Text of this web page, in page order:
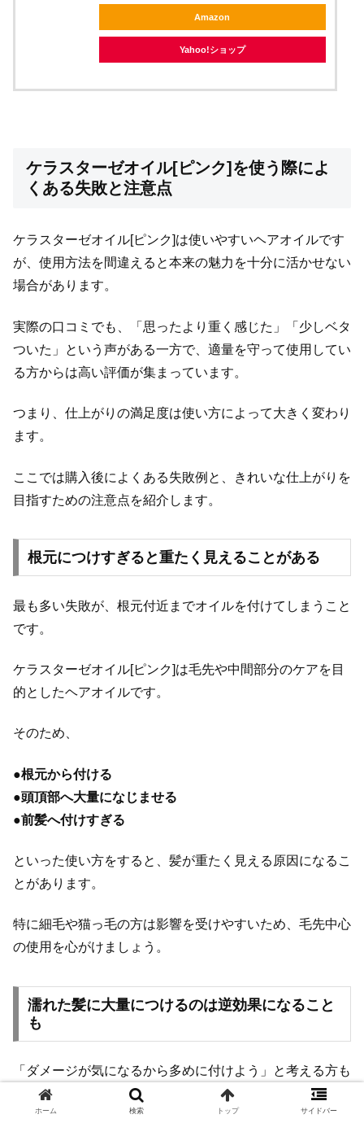
Amazon
Yahoo!ショップ
ケラスターゼオイル[ピンク]を使う際によ
くある失敗と注意点
ケラスターゼオイル[ピンク]は使いやすいヘアオイルです
が、使用方法を間違えると本来の魅力を十分に活かせない
場合があります。
実際の口コミでも、「思ったより重く感じた」「少しベタ
ついた」という声がある一方で、適量を守って使用してい
る方からは高い評価が集まっています。
つまり、仕上がりの満足度は使い方によって大きく変わり
ます。
ここでは購入後によくある失敗例と、きれいな仕上がりを
目指すための注意点を紹介します。
根元につけすぎると重たく見えることがある
最も多い失敗が、根元付近までオイルを付けてしまうこと
です。
ケラスターゼオイル[ピンク]は毛先や中間部分のケアを目
的としたヘアオイルです。
そのため、
●根元から付ける
●頭頂部へ大量になじませる
●前髪へ付けすぎる
といった使い方をすると、髪が重たく見える原因になるこ
とがあります。
特に細毛や猫っ毛の方は影響を受けやすいため、毛先中心
の使用を心がけましょう。
濡れた髪に大量につけるのは逆効果になること
も
「ダメージが気になるから多めに付けよう」と考える方も
いますが、これはおすすめできません。
ホーム 検索 トップ サイドバー